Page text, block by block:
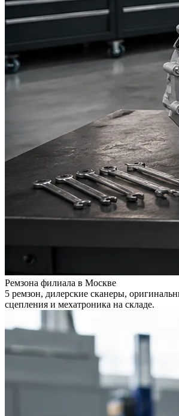
Ремзона филиала в Москве
5 ремзон, дилерские сканеры,
сцепления и мехатроника на складе.